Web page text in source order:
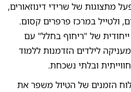
מתצוגות של שרידי דינוזאורים,
ולטייל במרכז פרפרים קסום.
של "ריחוף בחלל" עם
לילדים הזדמנות ללמוד
ובלתי נשכחת.
הזמנים של הטיול משפר את